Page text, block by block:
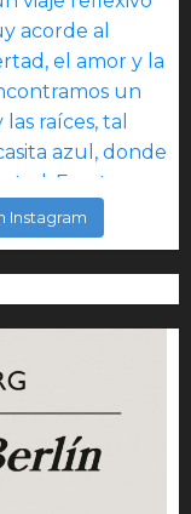
Instagram